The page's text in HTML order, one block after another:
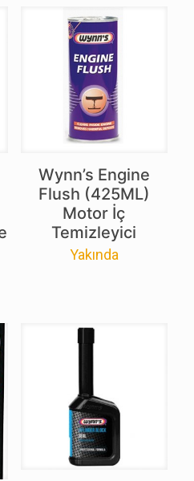
Wynn’s Engine
Flush (425ML)
Motor İç
Temizleyici
Yakında